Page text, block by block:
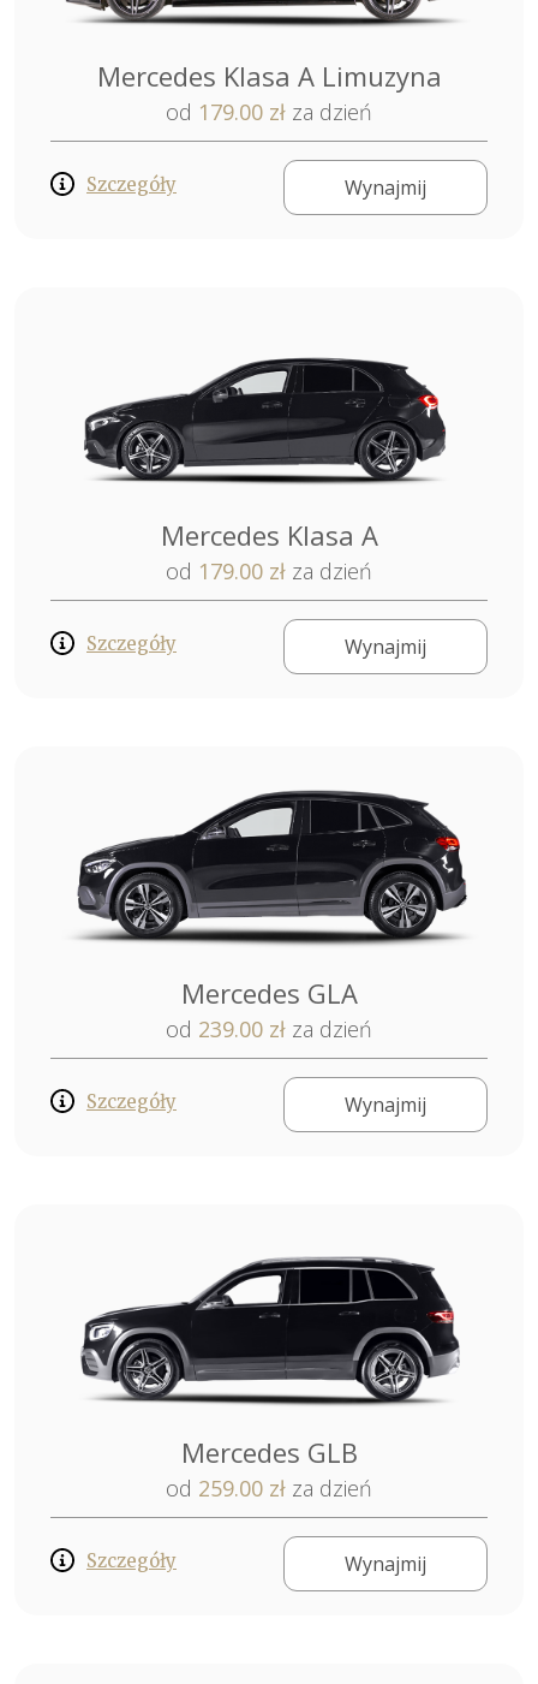
Mercedes Klasa A Limuzyna
od 179.00 zł za dzień
Szczegóły Wynajmij
Mercedes Klasa A
od 179.00 zł za dzień
Szczegóły Wynajmij
Mercedes GLA
od 239.00 zł za dzień
Szczegóły Wynajmij
Mercedes GLB
od 259.00 zł za dzień
Szczegóły Wynajmij